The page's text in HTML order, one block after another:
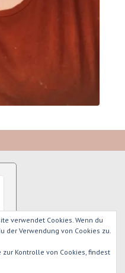
verwendet Cookies. Wenn du
der Verwendung von Cookies zu.
Kontrolle von Cookies, findest